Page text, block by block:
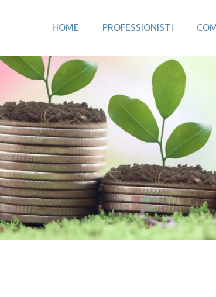
HOME PROFESSIONISTI